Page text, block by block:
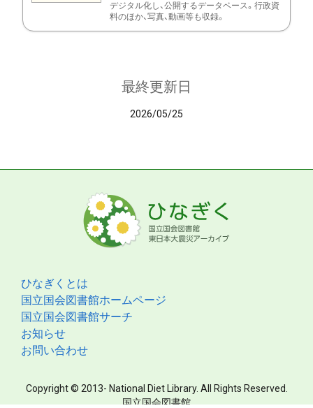
デジタル化し、公開するデータベース。行政資
料のほか、写真、動画等も収録。
最終更新日
2026/05/25
ひなぎくとは
国立国会図書館ホームページ
国立国会図書館サーチ
お知らせ
お問い合わせ
Copyright © 2013- National Diet Library. All Rights Reserved.